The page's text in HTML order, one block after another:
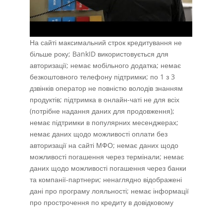
На сайті максимальний строк кредитування не
більше року; BankID використовується для
авторизації; немає мобільного додатка; немає
безкоштовного телефону підтримки; по 1 з 3
дзвінків оператор не повністю володів знанням
продуктів; підтримка в онлайн-чаті не для всіх
(потрібне надання даних для продовження);
немає підтримки в популярних месенджерах;
немає даних щодо можливості оплати без
авторизації на сайті МФО; немає даних щодо
можливості погашення через термінали; немає
даних щодо можливості погашення через банки
та компанії-партнери; ненаглядно відображені
дані про програму лояльності; немає інформації
про прострочення по кредиту в довідковому